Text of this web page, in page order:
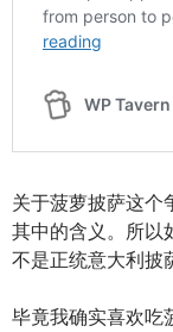
关于菠萝披萨这个
其中的含义。所以
不是正统意大利披
毕竟我确实喜欢吃